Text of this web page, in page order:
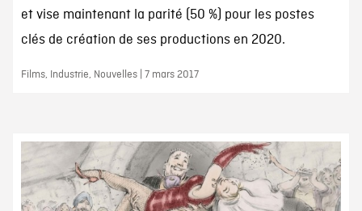
et vise maintenant la parité (50 %) pour les postes
clés de création de ses productions en 2020.
Films, Industrie, Nouvelles | 7 mars 2017